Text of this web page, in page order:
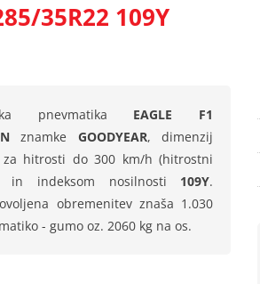
35R22 109Y
pnevmatika EAGLE F1
znamke GOODYEAR, dimenzij
za hitrosti do 300 km/h (hitrostni
in indeksom nosilnosti 109Y.
obremenitev znaša 1.030
- gumo oz. 2060 kg na os.